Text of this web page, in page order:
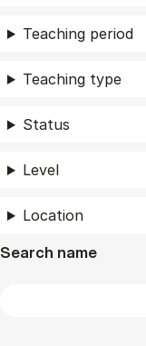
Teaching period
Teaching type
Status
Level
Location
Search name